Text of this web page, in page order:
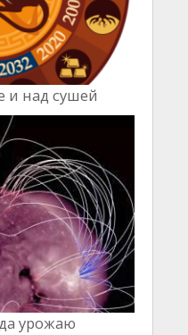
и над сушей
урожаю